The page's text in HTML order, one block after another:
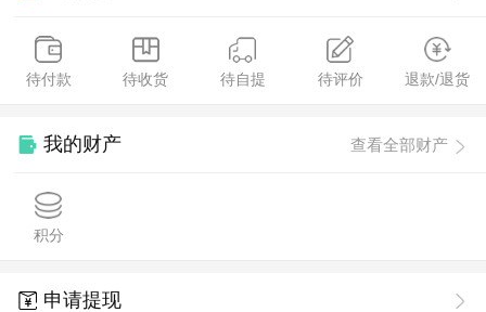
待付款 待收货 待自提 待评价 退款/退货
我的财产 查看全部财产
积分
申请提现